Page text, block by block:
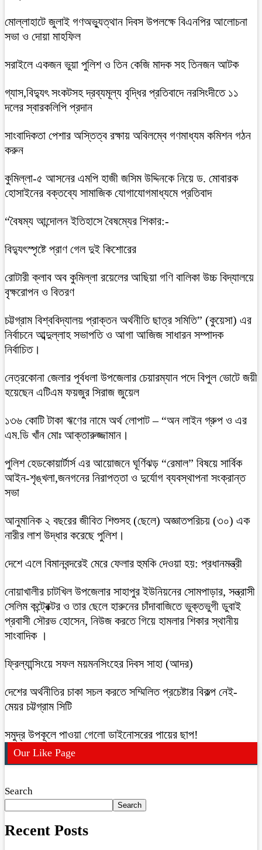
মোল্লাহাটে জুলাই গণঅভ্যুত্থান দিবস উপলক্ষে বিএনপির আলোচনা
সভা ও দোয়া মাহফিল
সরাইলে একজন ভুয়া পুলিশ ও তিন কেজি মাদক সহ তিনজন আটক
গ্যাস,বিদ্যুৎ সংকটসহ দ্রব্যমূল্য বৃদ্ধির প্রতিবাদে নরসিংদীতে ১১
দলের স্বারকলিপি প্রদান
সাংবাদিকতা পেশার অস্তিত্ব রক্ষায় অবিলম্বে গণমাধ্যম কমিশন গঠন
করুন
কুমিল্লা-৫ আসনের এমপি হাজী জসিম উদ্দিনকে নিয়ে ড. মোবারক
হোসাইনের বক্তব্যে সামাজিক যোগাযোগমাধ্যমে প্রতিবাদ
“বৈষম্য আন্দোলন ইতিহাসে বৈষম্যের শিকার:-
বিদ্যুৎস্পৃষ্টে প্রাণ গেল দুই কিশোরের
রোটারী ক্লাব অব কুমিল্লা রয়েলের আছিয়া গণি বালিকা উচ্চ বিদ্যালয়ে
বৃক্ষরোপন ও বিতরণ
চট্টগ্রাম বিশ্ববিদ্যালয় প্রাক্তন অর্থনীতি ছাত্র সমিতি” (কুয়েসা) এর
নির্বাচনে আব্দুল্লাহ সভাপতি ও আগা আজিজ সাধারন সম্পাদক
নির্বাচিত।
নেত্রকোনা জেলার পূর্বধলা উপজেলার চেয়ারম্যান পদে বিপুল ভোটে জয়ী
হয়েছেন এটিএম ফয়জুর সিরাজ জুয়েল
১৩৬ কোটি টাকা ঋণের নামে অর্থ লোপাট – “অন লাইন গ্রুপ ও এর
এম.ডি খাঁন মোঃ আক্তারুজ্জামান।
পুলিশ হেডকোয়ার্টার্স এর আয়োজনে ঘূর্ণিঝড় “রেমাল” বিষয়ে সার্বিক
আইন-শৃঙ্খলা,জনগনের নিরাপত্তা ও দুর্যোগ ব্যবস্থাপনা সংক্রান্ত
সভা
আনুমানিক ২ বছরের জীবিত শিশুসহ (ছেলে) অজ্ঞাতপরিচয় (৩০) এক
নারীর লাশ উদ্ধার করেছে পুলিশ।
দেশে এলে বিমানবন্দরেই মেরে ফেলার হুমকি দেওয়া হয়: প্রধানমন্ত্রী
নোয়াখালীর চাটখিল উপজেলার সাহাপুর ইউনিয়নের সোমপাড়ার, সন্ত্রাসী
সেলিম কন্ট্রেক্টর ও তার ছেলে হারুনের চাঁদাবাজিতে ভুক্তভুগী ডুবাই
প্রবাসী সৌরভ হোসেন, নিউজ করতে গিয়ে হামলার শিকার স্থানীয়
সাংবাদিক ।
ফ্রিল্যান্সিংয়ে সফল ময়মনসিংহের দিবস সাহা (আদর)
দেশের অর্থনীতির চাকা সচল করতে সম্মিলিত প্রচেষ্টার বিকল্প নেই-
মেয়র চট্টগ্রাম সিটি
সমুদ্র উপকূলে পাওয়া গেলো ডাইনোসরের পায়ের ছাপ!
Our Like Page
Search
Search
Recent Posts